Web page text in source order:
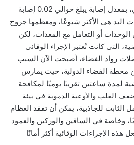
في برنامج الفضاء الأمريكي، بمعدل إصابة يبلغ حوالي 0.02 إصابة
اليد هى الأكثر شيوعًا، ومعظمها جروح
أو التعامل مع المعدات، لكن
التى كانت تُعتبر الإجراء الوقائى
رواد الفضاء، أصبحت الآن السبب
محطة الفضاء الدولية، حيث يمارس
لمدة ساعتين تقريبًا يوميًا لمكافحة
القلب والأوعية الدموية في بيئة
الثابت للجاذبية، يمكن أن تفقد العظام
شهريًا، وخاصة في الساقين والوركين والعمود
الإجراءات الوقائية أكثر أمانًا